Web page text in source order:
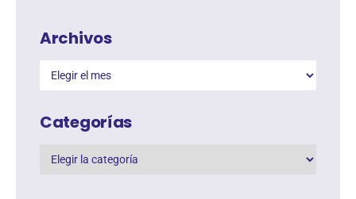
Archivos
Categorías